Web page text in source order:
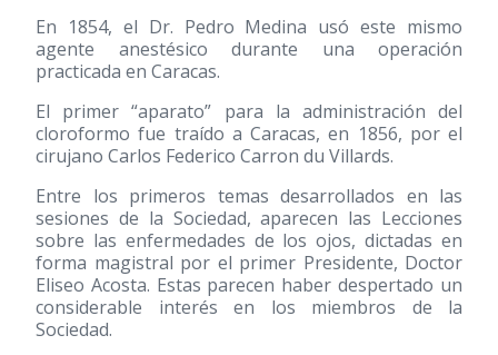
En 1854, el Dr. Pedro Medina usó este mismo
agente anestésico durante una operación
practicada en Caracas.
El primer “aparato” para la administración del
cloroformo fue traído a Caracas, en 1856, por el
cirujano Carlos Federico Carron du Villards.
Entre los primeros temas desarrollados en las
sesiones de la Sociedad, aparecen las Lecciones
sobre las enfermedades de los ojos, dictadas en
forma magistral por el primer Presidente, Doctor
Eliseo Acosta. Estas parecen haber despertado un
considerable interés en los miembros de la
Sociedad.